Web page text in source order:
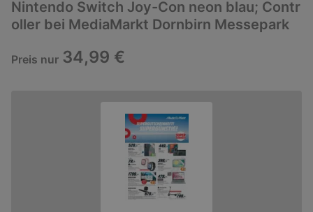
Nintendo Switch Joy-Con neon blau; Contr
oller bei MediaMarkt Dornbirn Messepark
Preis nur 34,99 €